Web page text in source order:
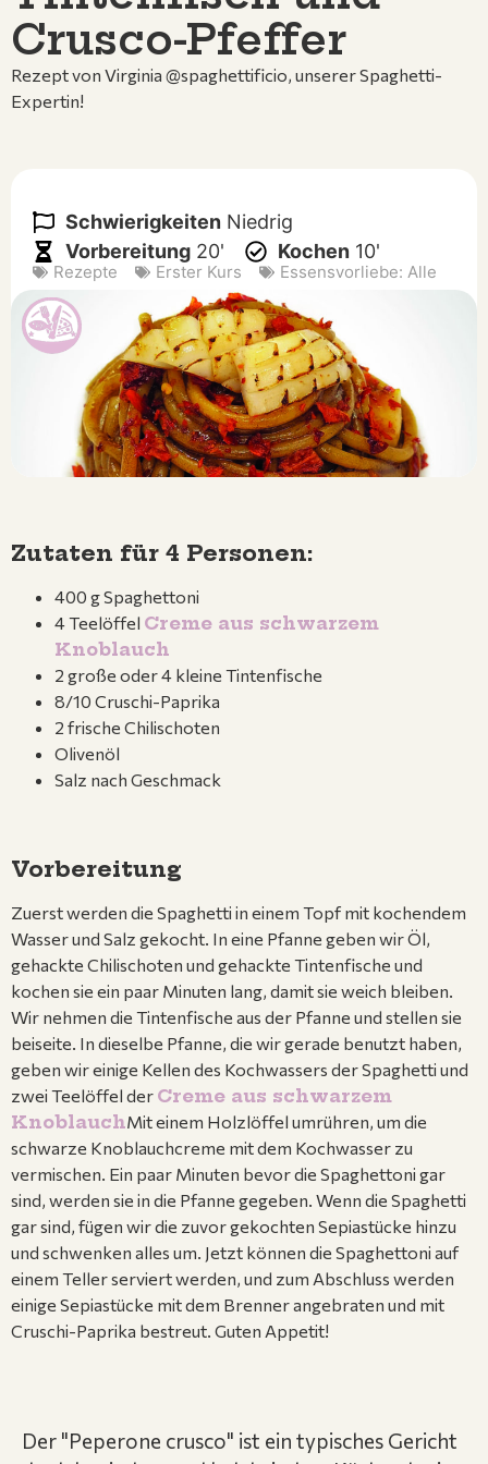
Crusco-Pfeffer
Rezept von Virginia @spaghettificio, unserer Spaghetti-
Expertin!
Schwierigkeiten Niedrig
Vorbereitung 20' Kochen 10'
Rezepte Erster Kurs Essensvorliebe: Alle
Zutaten für 4 Personen:
400 g Spaghettoni
4 Teelöffel Creme aus schwarzem
Knoblauch
2 große oder 4 kleine Tintenfische
8/10 Cruschi-Paprika
2 frische Chilischoten
Olivenöl
Salz nach Geschmack
Vorbereitung
Zuerst werden die Spaghetti in einem Topf mit kochendem
Wasser und Salz gekocht. In eine Pfanne geben wir Öl,
gehackte Chilischoten und gehackte Tintenfische und
kochen sie ein paar Minuten lang, damit sie weich bleiben.
Wir nehmen die Tintenfische aus der Pfanne und stellen sie
beiseite. In dieselbe Pfanne, die wir gerade benutzt haben,
geben wir einige Kellen des Kochwassers der Spaghetti und
zwei Teelöffel der Creme aus schwarzem
KnoblauchMit einem Holzlöffel umrühren, um die
schwarze Knoblauchcreme mit dem Kochwasser zu
vermischen. Ein paar Minuten bevor die Spaghettoni gar
sind, werden sie in die Pfanne gegeben. Wenn die Spaghetti
gar sind, fügen wir die zuvor gekochten Sepiastücke hinzu
und schwenken alles um. Jetzt können die Spaghettoni auf
einem Teller serviert werden, und zum Abschluss werden
einige Sepiastücke mit dem Brenner angebraten und mit
Cruschi-Paprika bestreut. Guten Appetit!
Der "Peperone crusco" ist ein typisches Gericht